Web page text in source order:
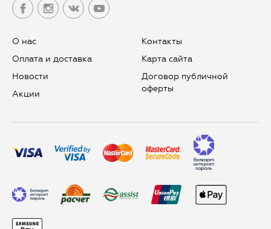
О нас
Оплата и доставка
Новости
Aкции
Контакты
Карта сайта
Договор публичной
оферты